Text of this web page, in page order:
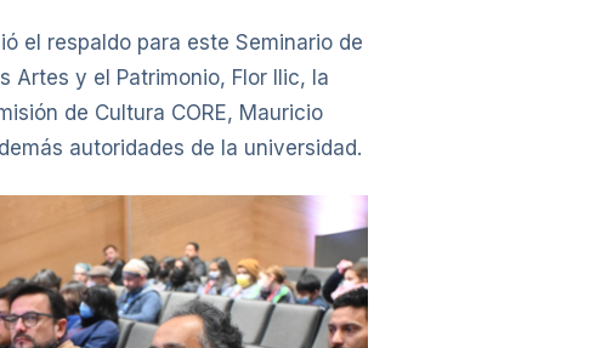
el respaldo para este Seminario de
Artes y el Patrimonio, Flor Ilic, la
de Cultura CORE, Mauricio
autoridades de la universidad.